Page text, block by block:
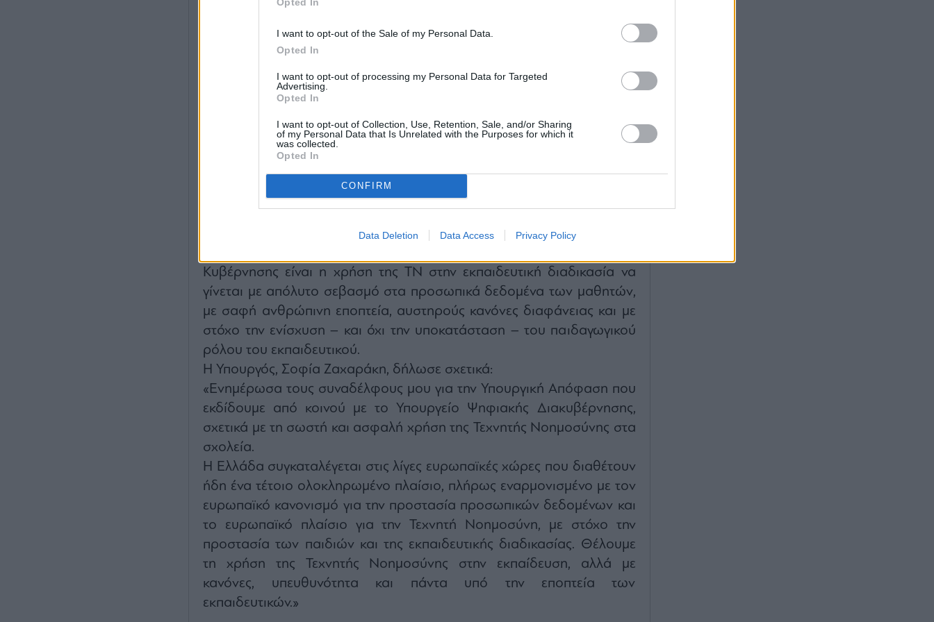
I want to opt-out of the Sale of my Personal Data.
Opted In
I want to opt-out of processing my Personal Data for Targeted
Advertising.
Opted In
I want to opt-out of Collection, Use, Retention, Sale, and/or Sharing
of my Personal Data that Is Unrelated with the Purposes for which it
was collected.
Opted In
CONFIRM
Data Deletion Data Access Privacy Policy
Η Υπουργός επεσήμανε ότι με τη νέα αυτή πρωτοβουλία η Ελλάδα
γίνεται μία από τις πρώτες χώρες της Ευρωπαϊκής Ένωσης που
θεσπίζει ολοκληρωμένο και δεσμευτικό κανονιστικό πλαίσιο για την
Δευτεροβάθμια Εκπαίδευση.
Κυβέρνησης είναι η χρήση της ΤΝ στην εκπαιδευτική διαδικασία να
γίνεται με απόλυτο σεβασμό στα προσωπικά δεδομένα των μαθητών,
με σαφή ανθρώπινη εποπτεία, αυστηρούς κανόνες διαφάνειας και με
στόχο την ενίσχυση – και όχι την υποκατάσταση – του παιδαγωγικού
ρόλου του εκπαιδευτικού.
Η Υπουργός, Σοφία Ζαχαράκη, δήλωσε σχετικά:
«Ενημέρωσα τους συναδέλφους μου για την Υπουργική Απόφαση που
εκδίδουμε από κοινού με το Υπουργείο Ψηφιακής Διακυβέρνησης,
σχετικά με τη σωστή και ασφαλή χρήση της Τεχνητής Νοημοσύνης στα
σχολεία.
Η Ελλάδα συγκαταλέγεται στις λίγες ευρωπαϊκές χώρες που διαθέτουν
ήδη ένα τέτοιο ολοκληρωμένο πλαίσιο, πλήρως εναρμονισμένο με τον
ευρωπαϊκό κανονισμό για την προστασία προσωπικών δεδομένων και
το ευρωπαϊκό πλαίσιο για την Τεχνητή Νοημοσύνη, με στόχο την
προστασία των παιδιών και της εκπαιδευτικής διαδικασίας. Θέλουμε
τη χρήση της Τεχνητής Νοημοσύνης στην εκπαίδευση, αλλά με
κανόνες, υπευθυνότητα και πάντα υπό την εποπτεία των
εκπαιδευτικών.»